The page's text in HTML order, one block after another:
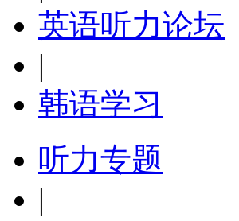
英语听力论坛
|
韩语学习
听力专题
|